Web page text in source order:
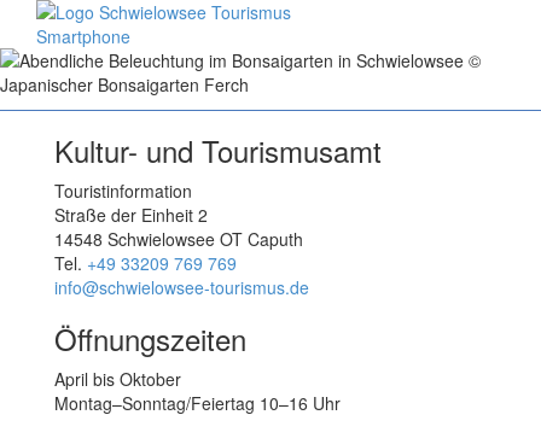
Kultur- und Tourismusamt
Touristinformation
Straße der Einheit 2
14548 Schwielowsee OT Caputh
Tel. +49 33209 769 769
info@schwielowsee-tourismus.de
Öffnungszeiten
April bis Oktober
Montag–Sonntag/Feiertag 10–16 Uhr